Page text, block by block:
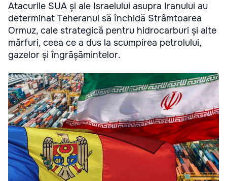
Atacurile SUA și ale Israelului asupra Iranului au
determinat Teheranul să închidă Strâmtoarea
Ormuz, cale strategică pentru hidrocarburi și alte
mărfuri, ceea ce a dus la scumpirea petrolului,
gazelor și îngrășămintelor.